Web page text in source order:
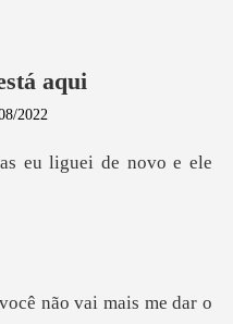
0
aqui
2022
eu liguei d
não vai